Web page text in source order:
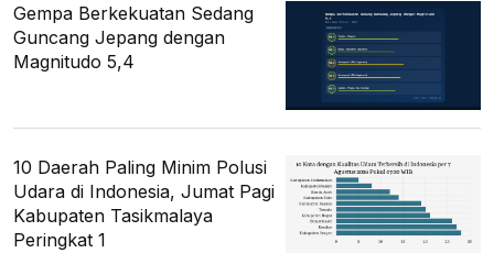
Gempa Berkekuatan Sedang
Guncang Jepang dengan
Magnitudo 5,4
10 Daerah Paling Minim Polusi
Udara di Indonesia, Jumat Pagi
Kabupaten Tasikmalaya
Peringkat 1